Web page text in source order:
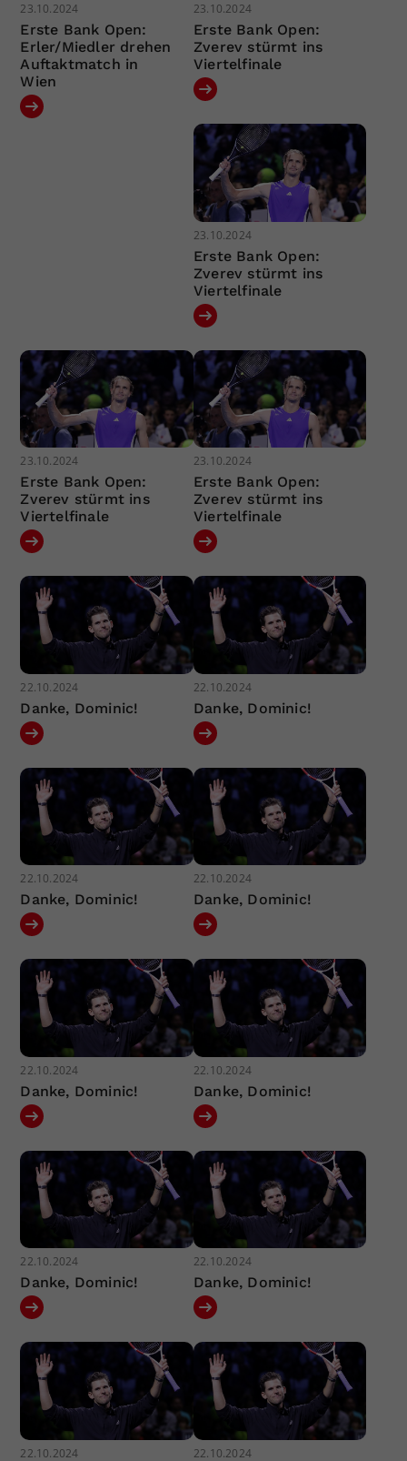
23.10.2024
Erste Bank Open:
Erler/Miedler drehen
Auftaktmatch in
Wien
23.10.2024
Erste Bank Open:
Zverev stürmt ins
Viertelfinale
23.10.2024
Erste Bank Open:
Zverev stürmt ins
Viertelfinale
23.10.2024
Erste Bank Open:
Zverev stürmt ins
Viertelfinale
23.10.2024
Erste Bank Open:
Zverev stürmt ins
Viertelfinale
22.10.2024
Danke, Dominic!
22.10.2024
Danke, Dominic!
22.10.2024
Danke, Dominic!
22.10.2024
Danke, Dominic!
22.10.2024
Danke, Dominic!
22.10.2024
Danke, Dominic!
22.10.2024
Danke, Dominic!
22.10.2024
Danke, Dominic!
22.10.2024 22.10.2024